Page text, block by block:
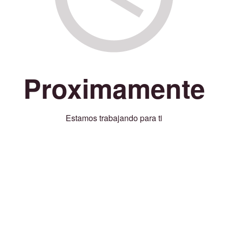
Proximamente
Estamos trabajando para ti